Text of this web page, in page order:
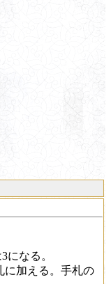
になる。
に加える。手札の